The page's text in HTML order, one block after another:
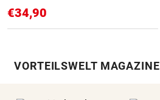
€34,90
VORTEILSWELT MAGAZINE